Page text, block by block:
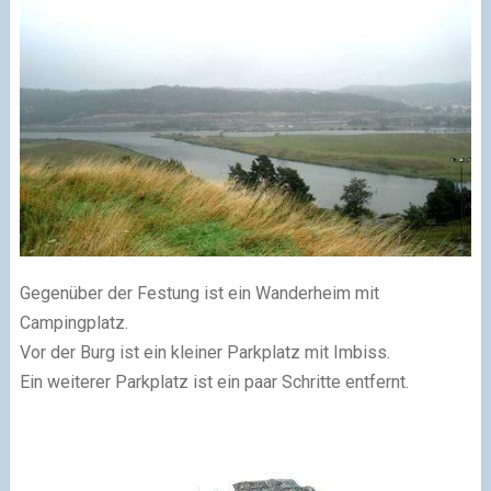
Gegenüber der Festung ist ein Wanderheim mit
Campingplatz.
Vor der Burg ist ein kleiner Parkplatz mit Imbiss.
Ein weiterer Parkplatz ist ein paar Schritte entfernt.